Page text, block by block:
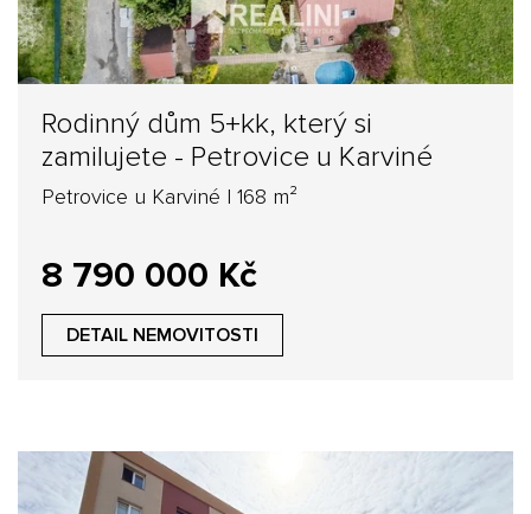
Rodinný dům 5+kk, který si
zamilujete - Petrovice u Karviné
Petrovice u Karviné | 168 m²
8 790 000 Kč
DETAIL NEMOVITOSTI